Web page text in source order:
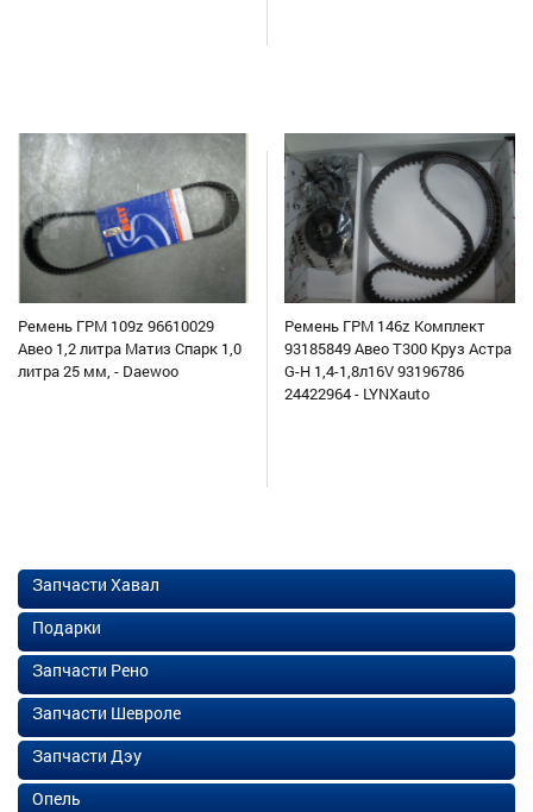
Ремень ГРМ 109z 96610029
Авео 1,2 литра Матиз Спарк 1,0
литра 25 мм, - Daewoo
Ремень ГРМ 146z Комплект
93185849 Авео Т300 Круз Астра
G-H 1,4-1,8л16V 93196786
24422964 - LYNXauto
Запчасти Хавал
Подарки
Запчасти Рено
Запчасти Шевроле
Запчасти Дэу
Опель